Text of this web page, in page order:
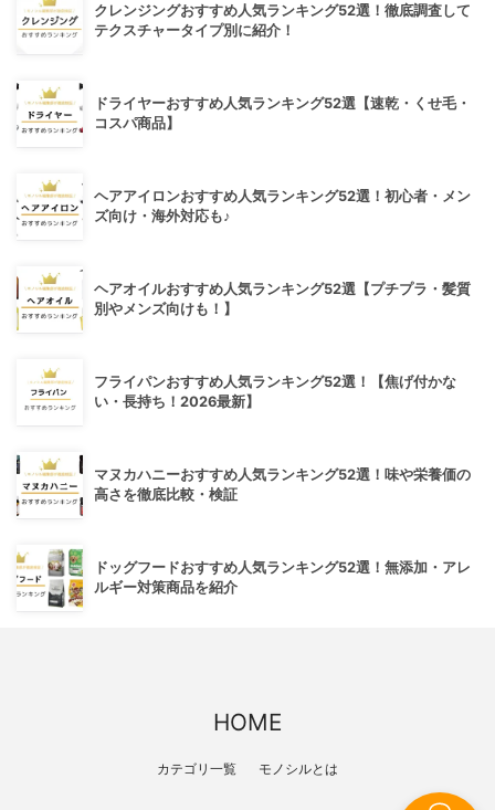
クレンジングおすすめ人気ランキング52選！徹底調査して
テクスチャータイプ別に紹介！
ドライヤーおすすめ人気ランキング52選【速乾・くせ毛・
コスパ商品】
ヘアアイロンおすすめ人気ランキング52選！初心者・メン
ズ向け・海外対応も♪
ヘアオイルおすすめ人気ランキング52選【プチプラ・髪質
別やメンズ向けも！】
フライパンおすすめ人気ランキング52選！【焦げ付かな
い・長持ち！2026最新】
マヌカハニーおすすめ人気ランキング52選！味や栄養価の
高さを徹底比較・検証
ドッグフードおすすめ人気ランキング52選！無添加・アレ
ルギー対策商品を紹介
HOME
カテゴリ一覧 モノシルとは